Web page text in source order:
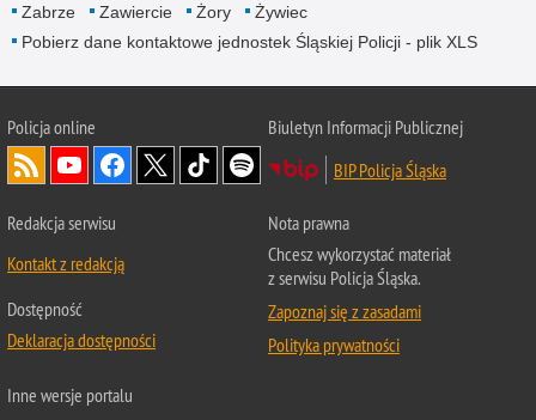
Zabrze
Zawiercie Żory
Żywiec
Pobierz dane kontaktowe jednostek Śląskiej Policji - plik XLS
Policja online
Biuletyn Informacji Publicznej
BIP Policja Śląska
Redakcja serwisu
Kontakt z redakcją
Dostępność
Deklaracja dostępności
Nota prawna
Chcesz wykorzystać materiał
z serwisu Policja Śląska.
Zapoznaj się z zasadami
Polityka prywatności
Inne wersje portalu